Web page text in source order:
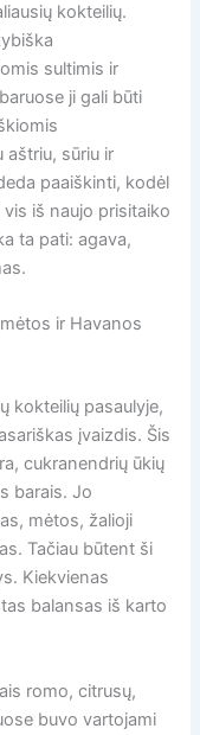
kokteilių.
sultimis ir
ji gali būti
aštriu, sūriu ir
paaiškinti, kodėl
iš naujo prisitaiko
ta pati: agava,
ir Havanos
kokteilių pasaulyje,
įvaizdis. Šis
cukranendrių ūkių
barais. Jo
mėtos, žalioji
Tačiau būtent ši
Kiekvienas
balansas iš karto
romo, citrusų,
buvo vartojami